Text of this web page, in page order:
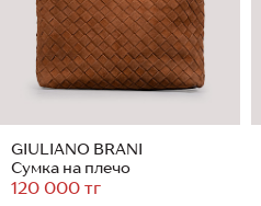
GIULIANO BRANI
Сумка на плечо
120 000 тг